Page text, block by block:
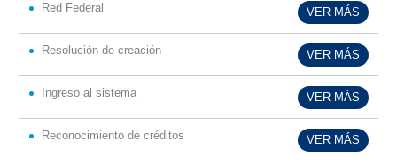
Red Federal VER MÁS
Resolución de creación VER MÁS
Ingreso al sistema VER MÁS
Reconocimiento de créditos VER MÁS